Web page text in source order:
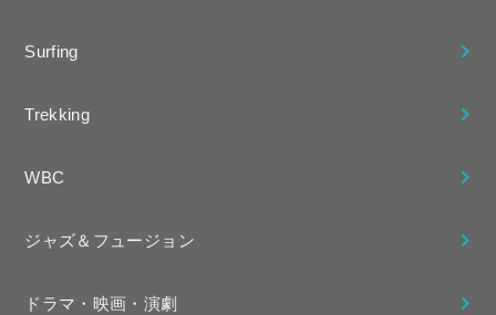
Surfing
Trekking
WBC
ジャズ＆フュージョン
ドラマ・映画・演劇